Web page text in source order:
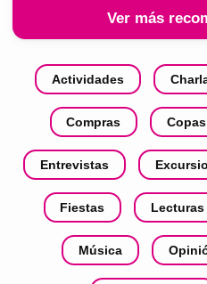
Ver más
Actividades
Compras Copas
Entrevistas
Fiestas Lecturas
Música